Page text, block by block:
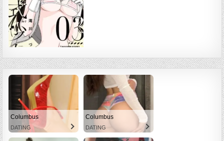
Columbus
DATING
Columbus
DATING